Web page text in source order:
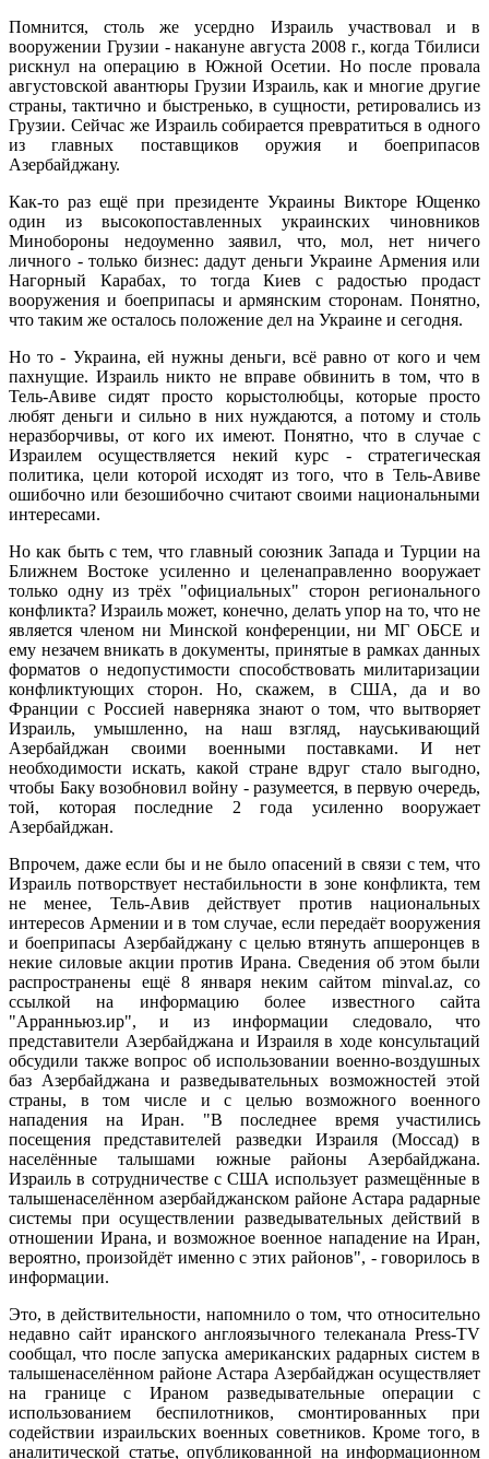
Помнится, столь же усердно Израиль участвовал и в
вооружении Грузии - накануне августа 2008 г., когда Тбилиси
рискнул на операцию в Южной Осетии. Но после провала
августовской авантюры Грузии Израиль, как и многие другие
страны, тактично и быстренько, в сущности, ретировались из
Грузии. Сейчас же Израиль собирается превратиться в одного
из главных поставщиков оружия и боеприпасов
Азербайджану.
Как-то раз ещё при президенте Украины Викторе Ющенко
один из высокопоставленных украинских чиновников
Минобороны недоуменно заявил, что, мол, нет ничего
личного - только бизнес: дадут деньги Украине Армения или
Нагорный Карабах, то тогда Киев с радостью продаст
вооружения и боеприпасы и армянским сторонам. Понятно,
что таким же осталось положение дел на Украине и сегодня.
Но то - Украина, ей нужны деньги, всё равно от кого и чем
пахнущие. Израиль никто не вправе обвинить в том, что в
Тель-Авиве сидят просто корыстолюбцы, которые просто
любят деньги и сильно в них нуждаются, а потому и столь
неразборчивы, от кого их имеют. Понятно, что в случае с
Израилем осуществляется некий курс - стратегическая
политика, цели которой исходят из того, что в Тель-Авиве
ошибочно или безошибочно считают своими национальными
интересами.
Но как быть с тем, что главный союзник Запада и Турции на
Ближнем Востоке усиленно и целенаправленно вооружает
только одну из трёх "официальных" сторон регионального
конфликта? Израиль может, конечно, делать упор на то, что не
является членом ни Минской конференции, ни МГ ОБСЕ и
ему незачем вникать в документы, принятые в рамках данных
форматов о недопустимости способствовать милитаризации
конфликтующих сторон. Но, скажем, в США, да и во
Франции с Россией наверняка знают о том, что вытворяет
Израиль, умышленно, на наш взгляд, науськивающий
Азербайджан своими военными поставками. И нет
необходимости искать, какой стране вдруг стало выгодно,
чтобы Баку возобновил войну - разумеется, в первую очередь,
той, которая последние 2 года усиленно вооружает
Азербайджан.
Впрочем, даже если бы и не было опасений в связи с тем, что
Израиль потворствует нестабильности в зоне конфликта, тем
не менее, Тель-Авив действует против национальных
интересов Армении и в том случае, если передаёт вооружения
и боеприпасы Азербайджану с целью втянуть апшеронцев в
некие силовые акции против Ирана. Сведения об этом были
распространены ещё 8 января неким сайтом minval.az, со
ссылкой на информацию более известного сайта
"Арранньюз.ир", и из информации следовало, что
представители Азербайджана и Израиля в ходе консультаций
обсудили также вопрос об использовании военно-воздушных
баз Азербайджана и разведывательных возможностей этой
страны, в том числе и с целью возможного военного
нападения на Иран. "В последнее время участились
посещения представителей разведки Израиля (Моссад) в
населённые талышами южные районы Азербайджана.
Израиль в сотрудничестве с США использует размещённые в
талышенаселённом азербайджанском районе Астара радарные
системы при осуществлении разведывательных действий в
отношении Ирана, и возможное военное нападение на Иран,
вероятно, произойдёт именно с этих районов", - говорилось в
информации.
Это, в действительности, напомнило о том, что относительно
недавно сайт иранского англоязычного телеканала Press-TV
сообщал, что после запуска американских радарных систем в
талышенаселённом районе Астара Азербайджан осуществляет
на границе с Ираном разведывательные операции с
использованием беспилотников, смонтированных при
содействии израильских военных советников. Кроме того, в
аналитической статье, опубликованной на информационном